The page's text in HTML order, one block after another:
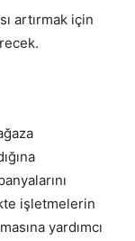
artırmak için
işletmelerin
yardımcı